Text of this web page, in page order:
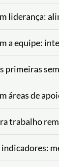
liderança:
a equipe:
primeiras
áreas de
trabalho